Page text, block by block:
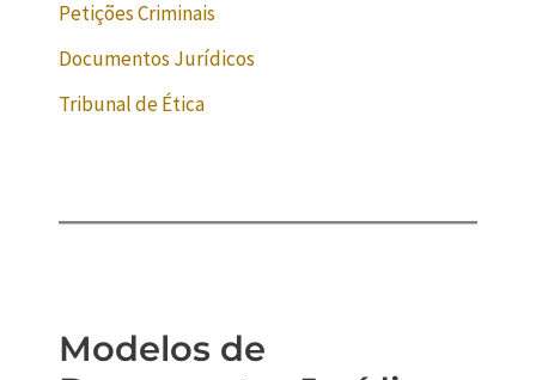
Petições Criminais
Documentos Jurídicos
Tribunal de Ética
Modelos de